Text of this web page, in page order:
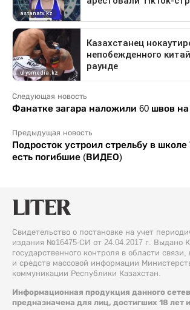
Следующая новость
Фанатке загара наложили 60 швов
Предыдущая новость
Подросток устроил стрельбу в
есть погибшие (ВИДЕО)
Свидетельство о постановке на учет
издания №16475-СИ от 24.04.2017 г. Выдано
государственного контроля в области
и средств массовой информации
коммуникации Республики Казахстан.
Информационная продукция данного
предназначена для лиц, достигших 18 лет